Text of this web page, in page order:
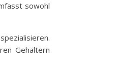
sowohl
Gehältern